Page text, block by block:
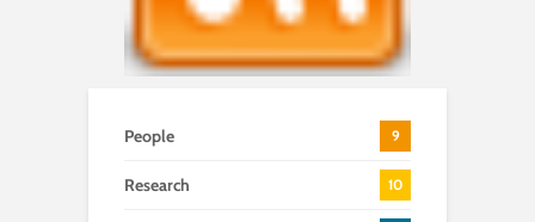
People 9
Research 10